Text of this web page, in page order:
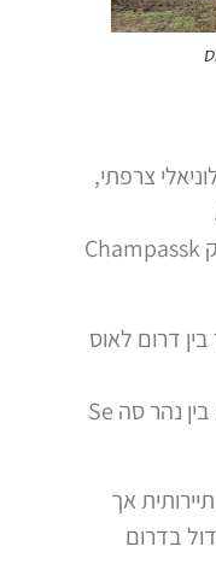
צרפתי,
פקסה היא בירת מחוז צ׳אמפסק Champassk
דרום לאוס
פקסה נמצאת בנקודת המפגש בין נהר סה Se
אך
בדרום